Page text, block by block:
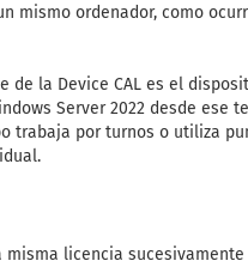
mismo ordenador, como
la Device CAL es el
Server 2022 desde ese
trabaja por turnos o utiliza
licencia